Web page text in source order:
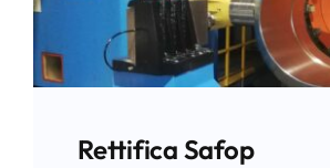
Rettifica Safop